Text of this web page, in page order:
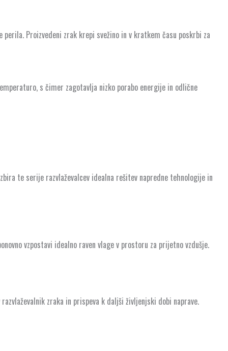
Proizvedeni zrak krepi svežino in v kratkem času poskrbi za
s čimer zagotavlja nizko porabo energije in odlične
te serije razvlaževalcev idealna rešitev napredne tehnologije in
vzpostavi idealno raven vlage v prostoru za prijetno vzdušje.
zraka in prispeva k daljši življenjski dobi naprave.